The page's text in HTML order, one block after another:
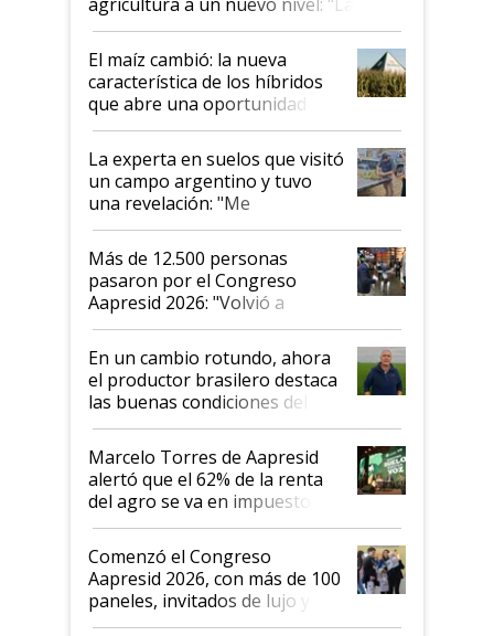
posibilidades de crecimiento son
infinitas"
El maíz cambió: la nueva
característica de los híbridos
que abre una oportunidad en
el lote
La experta en suelos que visitó
un campo argentino y tuvo
una revelación: "Me
impresionó mucho"
Más de 12.500 personas
pasaron por el Congreso
Aapresid 2026: "Volvió a
demostrar que hablar del
suelo es hablar de todo el
sistema productivo"
En un cambio rotundo, ahora
el productor brasilero destaca
las buenas condiciones del
agro argentino para invertir:
"Los veo más motivados"
Marcelo Torres de Aapresid
alertó que el 62% de la renta
del agro se va en impuestos:
"No es bueno que en
Argentina se sigan discutiendo
las mismas cosas de hace 50
años"
Comenzó el Congreso
Aapresid 2026, con más de 100
paneles, invitados de lujo y
todas las tendencias